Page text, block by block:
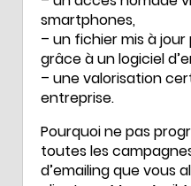
smartphones,
– un fichier mis à
grâce à un logiciel
– une valorisation
entreprise.
Pourquoi ne pas
toutes les
d’emailing que vous